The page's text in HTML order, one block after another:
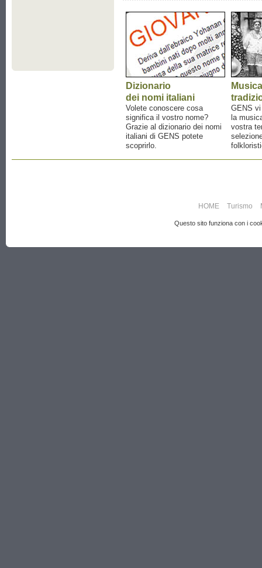
Dizionario
dei nomi italiani
Volete conoscere cosa
significa il vostro nome?
Grazie al dizionario dei nomi
italiani di GENS potete
scoprirlo.
Musica
GENS
la
vostra
HOME Turismo
Questo sito funziona con i